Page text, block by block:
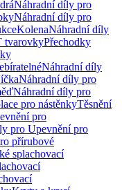
Náhradní díly pro
Náhradní díly pro
KolenaNáhradní díly
tvarovkyPřechodky
Náhradní díly
Náhradní díly pro
Náhradní díly pro
pro nástěnkyTěsnění
pro
pro Upevnění pro
přírubové
splachovací